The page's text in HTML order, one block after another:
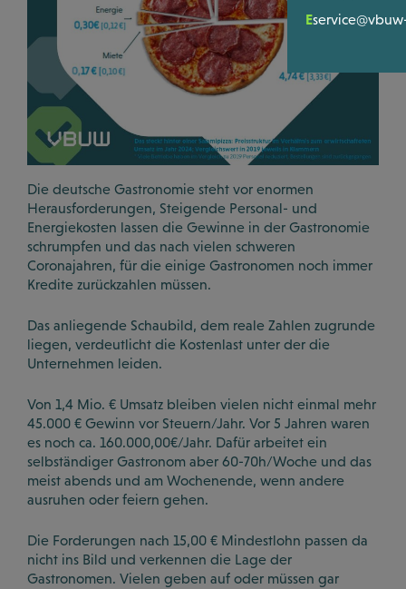
News
Politik Dialog
Workshops
Was wir
Satzung
Podcasts
Videos
E
Die deutsche Gastronomie steht vor enormen
Herausforderungen, Steigende Personal- und
Energiekosten lassen die Gewinne in der Gastronomie
schrumpfen und das nach vielen schweren
Coronajahren, für die einige Gastronomen noch immer
Kredite zurückzahlen müssen.
Das anliegende Schaubild, dem reale Zahlen zugrunde
liegen, verdeutlicht die Kostenlast unter der die
Unternehmen leiden.
Von 1,4 Mio. € Umsatz bleiben vielen nicht einmal mehr
45.000 € Gewinn vor Steuern/Jahr. Vor 5 Jahren waren
es noch ca. 160.000,00€/Jahr. Dafür arbeitet ein
selbständiger Gastronom aber 60-70h/Woche und das
meist abends und am Wochenende, wenn andere
ausruhen oder feiern gehen.
Die Forderungen nach 15,00 € Mindestlohn passen da
nicht ins Bild und verkennen die Lage der
Gastronomen. Vielen geben auf oder müssen gar